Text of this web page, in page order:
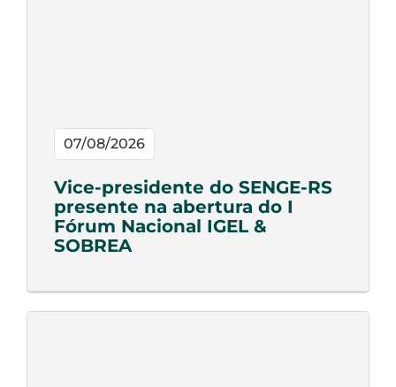
07/08/2026
Vice-presidente do SENGE-RS
presente na abertura do I
Fórum Nacional IGEL &
SOBREA